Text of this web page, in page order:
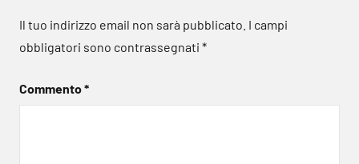
Il tuo indirizzo email non sarà pubblicato. I campi
obbligatori sono contrassegnati *
Commento*